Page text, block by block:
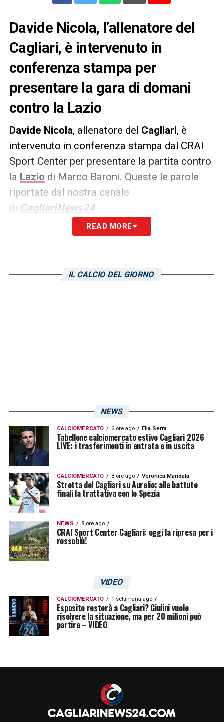
Davide Nicola, l’allenatore del
Cagliari, è intervenuto in
conferenza stampa per
presentare la gara di domani
contro la Lazio
Davide Nicola, allenatore del Cagliari, è
intervenuto in conferenza stampa dal CRAI
Sport Center per presentare la partita contro
la Lazio di Marco Baroni. Queste le parole
riportate dal nostra canale
di CagliariNews24:
CAGLIARI-LAZIO – «Squadra che lotta per le
superiorità numeri partendo dalla difesa e
LA PLAYLIST DELLE NOSTRE TOP NEWS
READ MORE
IL CALCIO DEL GIORNO
NEWS
CALCIOMERCATO 6 ore ago Elia Serra
Tabellone calciomercato estivo Cagliari 2026
LIVE: i trasferimenti in entrata e in uscita
CALCIOMERCATO 8 ore ago Veronica Mandala
Stretta del Cagliari su Aurelio: alle battute
finali la trattativa con lo Spezia
NEWS 8 ore ago
CRAI Sport Center Cagliari: oggi la ripresa per i
rossoblù!
VIDEO
CALCIOMERCATO 1 settimana ago
Esposito resterà a Cagliari? Giulini vuole
risolvere la situazione, ma per 20 milioni può
partire – VIDEO